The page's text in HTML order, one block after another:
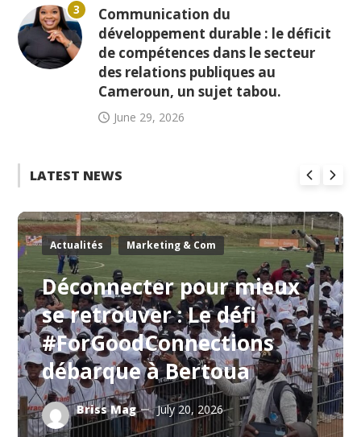
3
Communication du
développement durable : le déficit
de compétences dans le secteur
des relations publiques au
Cameroun, un sujet tabou.
June 29, 2026
LATEST NEWS
Déconnecter pour mieux
se retrouver : Le défi
#ForGoodConnections
débarque à Bertoua
Briss Mag July 20, 2026
Actualités Marketing & Com